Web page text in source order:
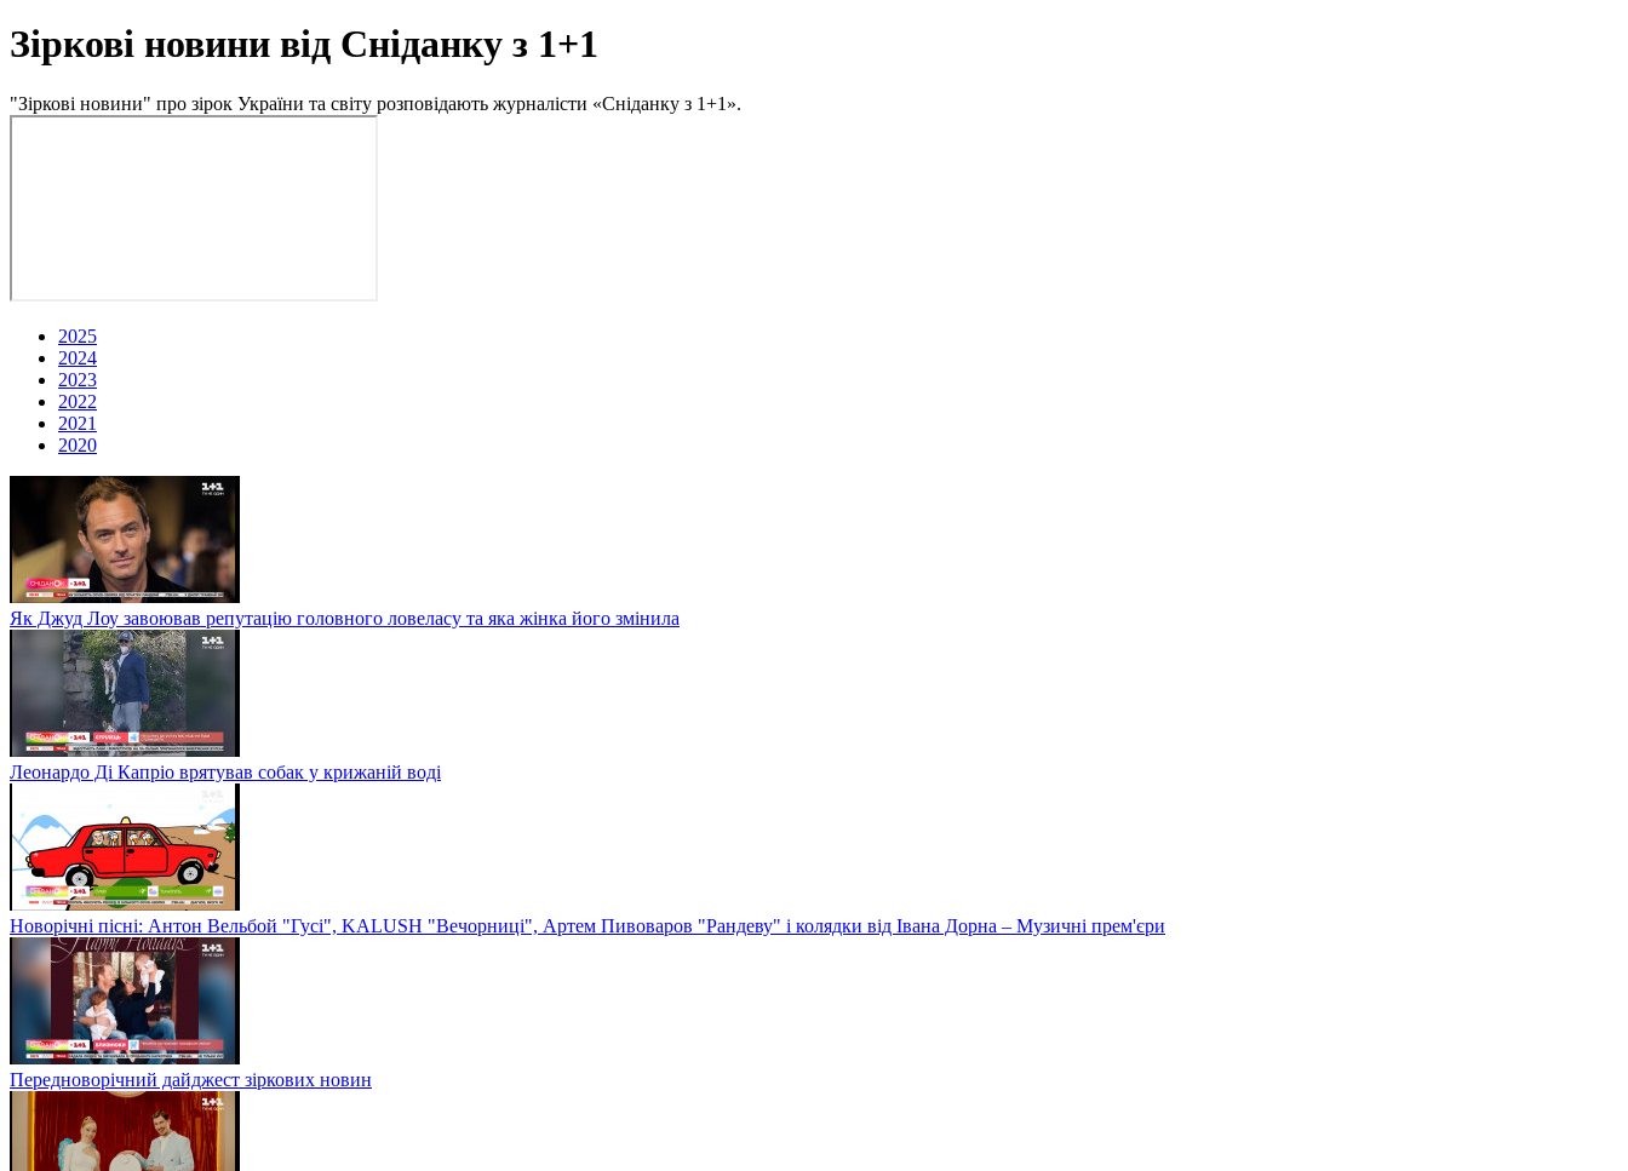
Зіркові новини від Сніданку з 1+1
"Зіркові новини" про зірок України та світу розповідають журналісти «Сніданку з 1+1».
2025
2024
2023
2022
2021
2020
Як Джуд Лоу завоював репутацію головного ловеласу та яка жінка його змінила
Леонардо Ді Капріо врятував собак у крижаній воді
Новорічні пісні: Антон Вельбой "Гусі", KALUSH "Вечорниці", Артем Пивоваров "Рандеву" і колядки від Івана Дорна – Музичні прем'єри
Передноворічний дайджест зіркових новин